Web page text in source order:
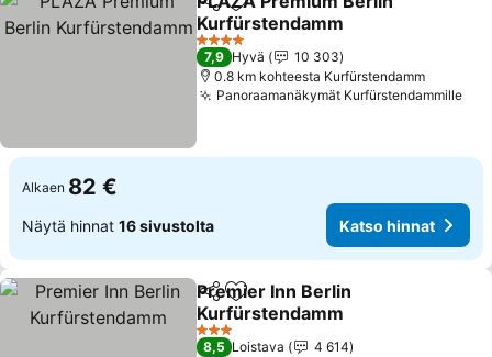
Jaa Lisää suosikkeihin
Kurfürstendamm
Katso hinnat
4 Tähtiluokitus
7,9 Hyvä
10 303
0.8 km kohteesta Kurfürstendamm
Panoraamanäkymät Kurfürstendammille
Alkaen 82 €
Näytä hinnat 16 sivustolta Katso hinnat
Jaa Lisää suosikkeihin
Premier Inn Berlin
Kurfürstendamm
Katso hinnat
3 Tähtiluokitus
8,5 Loistava
4 614